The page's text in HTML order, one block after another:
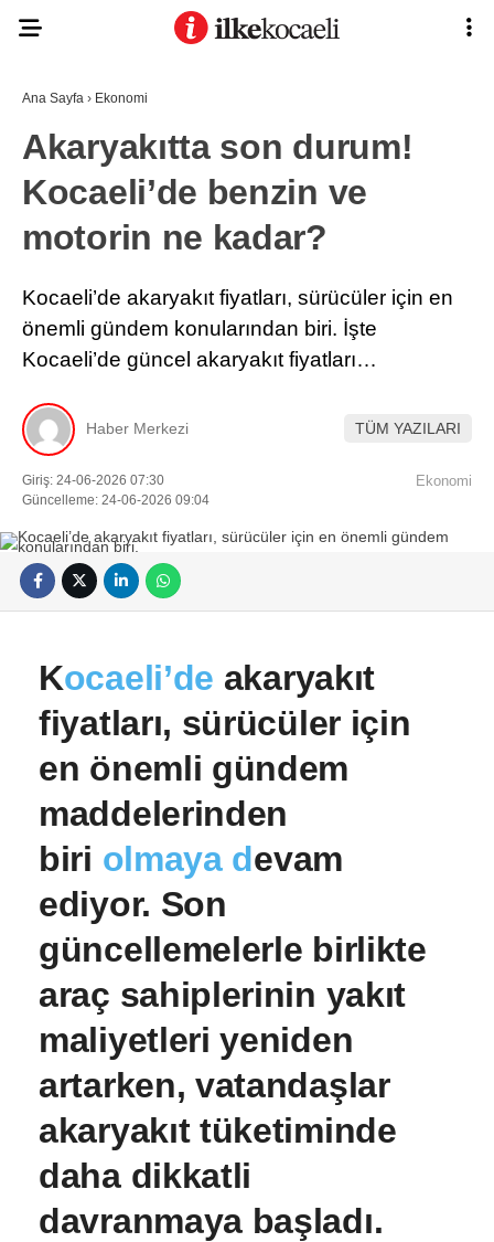
Ana Sayfa › Ekonomi
Akaryakıtta son durum!
Kocaeli’de benzin ve
motorin ne kadar?
Kocaeli’de akaryakıt fiyatları, sürücüler için en
önemli gündem konularından biri. İşte
Kocaeli’de güncel akaryakıt fiyatları…
Haber Merkezi TÜM YAZILARI
Giriş: 24-06-2026 07:30
Güncelleme: 24-06-2026 09:04
Ekonomi
Kocaeli’de akaryakıt
fiyatları, sürücüler için
en önemli gündem
maddelerinden
biri olmaya devam
ediyor. Son
güncellemelerle birlikte
araç sahiplerinin yakıt
maliyetleri yeniden
artarken, vatandaşlar
akaryakıt tüketiminde
daha dikkatli
davranmaya başladı.